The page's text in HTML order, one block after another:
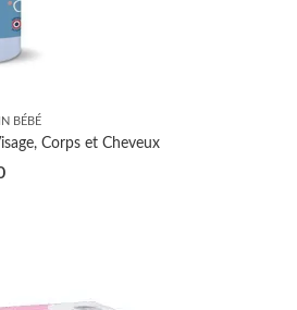
BÉBÉ
Corps et Cheveux